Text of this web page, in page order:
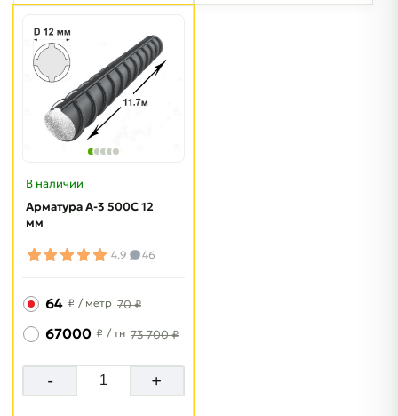
В наличии
Арматура A-3 500C 12
мм
4.9 46
64 ₽ / метр 70 ₽
67000 ₽ / тн 73 700 ₽
- +